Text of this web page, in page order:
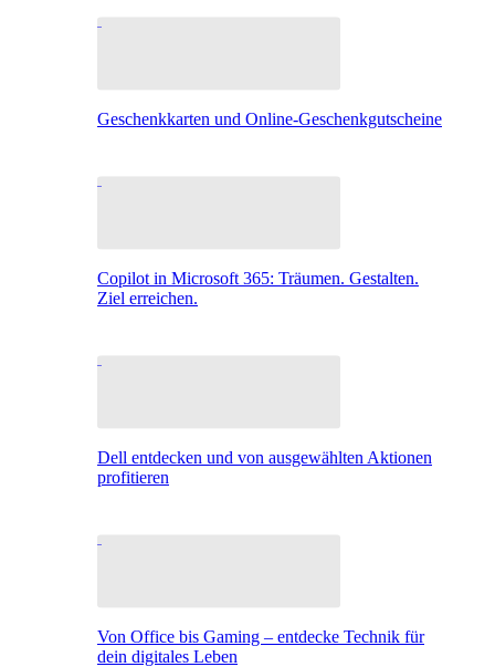
Geschenkkarten und Online-Geschenkgutscheine
Copilot in Microsoft 365: Träumen. Gestalten.
Ziel erreichen.
Dell entdecken und von ausgewählten Aktionen
profitieren
Von Office bis Gaming – entdecke Technik für
dein digitales Leben